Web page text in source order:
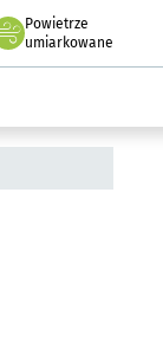
Powietrze
we Wrocławiu
umiarkowane